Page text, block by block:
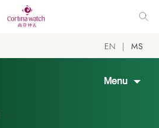
EN MS
Menu